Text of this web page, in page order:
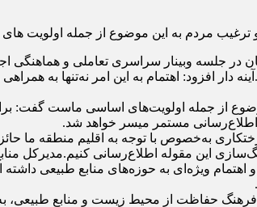
مردم به این موضوع از جمله اولویت های
در جلسه وبینار سراسری تعاملی و هماهنگی
دار افزود: اهتمام به این امر نه‌تنها به
از جمله اولویت‌های اساسی ماست گفت:
اطلاع‌رسانی مستمر میسر خواهد شد.
به‌خصوص با توجه به اقلیم منطقه ما
این مقوله اطلاع‌رسانی کنیم.مدیرکل
اهتمام ویژه‌ای به حوزه‌های منابع طبیعی
فرهنگ حفاظت از محیط زیست و منابع